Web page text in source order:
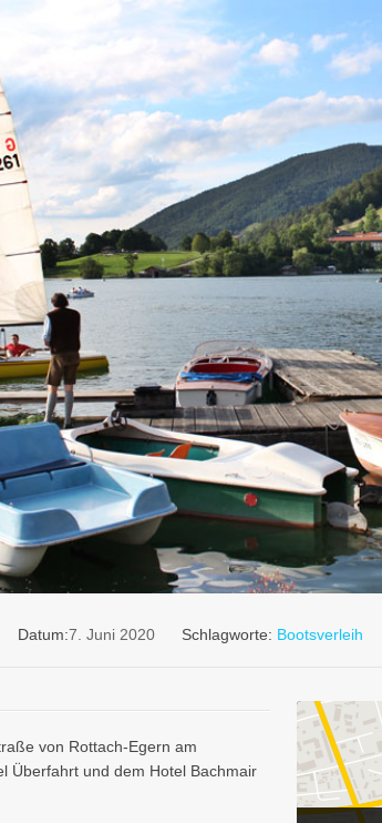
Datum:7. Juni 2020 Schlagworte: Bootsverleih
von Rottach-Egern am
Überfahrt und dem Hotel Bachmair